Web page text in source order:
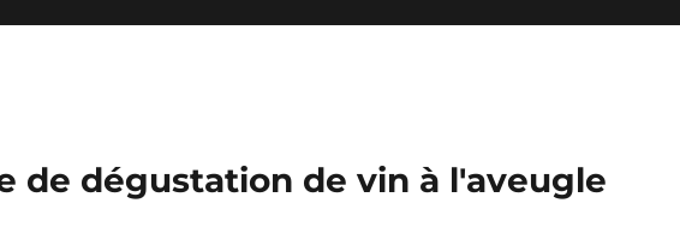
de dégustation de vin à l'aveugle